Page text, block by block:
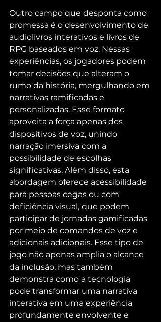
Outro campo que desponta como
promessa é o desenvolvimento de
audiolivros interativos e livros de
RPG baseados em voz. Nessas
experiências, os jogadores podem
tomar decisões que alteram o
rumo da história, mergulhando em
narrativas ramificadas e
personalizadas. Esse formato
aproveita a força apenas dos
dispositivos de voz, unindo
narração imersiva com a
possibilidade de escolhas
significativas. Além disso, esta
abordagem oferece acessibilidade
para pessoas cegas ou com
deficiência visual, que podem
participar de jornadas gamificadas
por meio de comandos de voz e
adicionais adicionais. Esse tipo de
jogo não apenas amplia o alcance
da inclusão, mas também
demonstra como a tecnologia
pode transformar uma narrativa
interativa em uma experiência
profundamente envolvente e